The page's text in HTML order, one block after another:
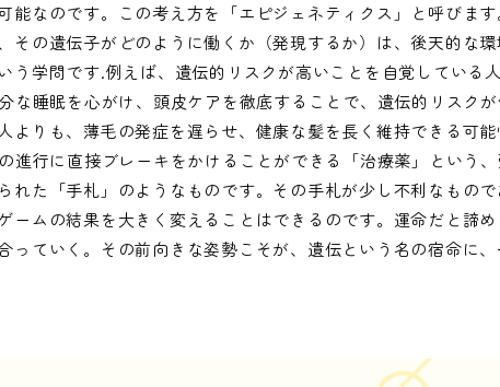
能なのです。この考え方を「エピジェネティクス」と呼びま
その遺伝子がどのように働くか（発現するか）は、後天的な環
学問です.例えば、遺伝的リスクが高いことを自覚している人
な睡眠を心がけ、頭皮ケアを徹底することで、遺伝的リスク
よりも、薄毛の発症を遅らせ、健康な髪を長く維持できる可能
進行に直接ブレーキをかけることができる「治療薬」という、
れた「手札」のようなものです。その手札が少し不利なもので
ームの結果を大きく変えることはできるのです。運命だと諦め
っていく。その前向きな姿勢こそが、遺伝という名の宿命に、